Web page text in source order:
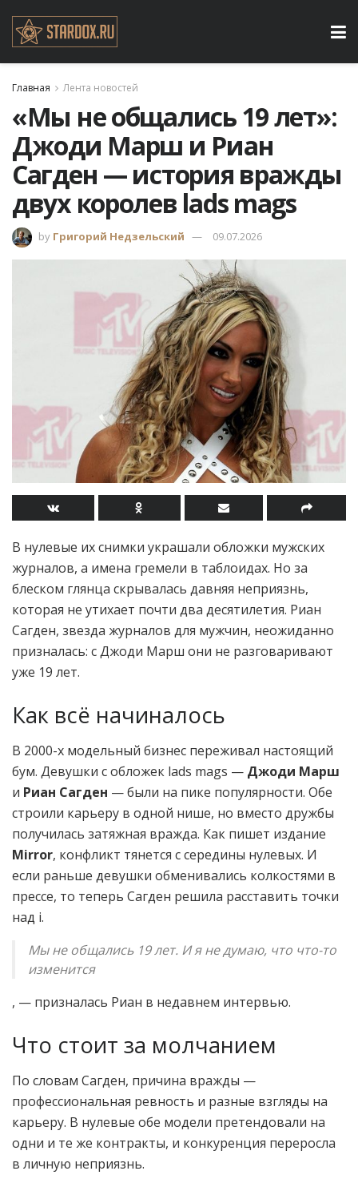
Главная Лента новостей
«Мы не общались 19 лет»:
Джоди Марш и Риан
Сагден — история вражды
двух королев lads mags
by Григорий Недзельский 09.07.2026
В нулевые их снимки украшали обложки мужских
журналов, а имена гремели в таблоидах. Но за
блеском глянца скрывалась давняя неприязнь,
которая не утихает почти два десятилетия. Риан
Сагден, звезда журналов для мужчин, неожиданно
призналась: с Джоди Марш они не разговаривают
уже 19 лет.
Как всё начиналось
В 2000-х модельный бизнес переживал настоящий
бум. Девушки с обложек lads mags — Джоди Марш
и Риан Сагден — были на пике популярности. Обе
строили карьеру в одной нише, но вместо дружбы
получилась затяжная вражда. Как пишет издание
Mirror, конфликт тянется с середины нулевых. И
если раньше девушки обменивались колкостями в
прессе, то теперь Сагден решила расставить точки
над i.
Мы не общались 19 лет. И я не думаю, что что-то
изменится
, — призналась Риан в недавнем интервью.
Что стоит за молчанием
По словам Сагден, причина вражды —
профессиональная ревность и разные взгляды на
карьеру. В нулевые обе модели претендовали на
одни и те же контракты, и конкуренция переросла
в личную неприязнь.